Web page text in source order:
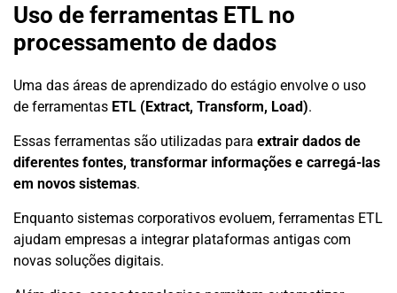
Uso de ferramentas ETL no
processamento de dados
Uma das áreas de aprendizado do estágio envolve o uso
de ferramentas ETL (Extract, Transform, Load).
Essas ferramentas são utilizadas para extrair dados de
diferentes fontes, transformar informações e carregá-las
em novos sistemas.
Enquanto sistemas corporativos evoluem, ferramentas ETL
ajudam empresas a integrar plataformas antigas com
novas soluções digitais.